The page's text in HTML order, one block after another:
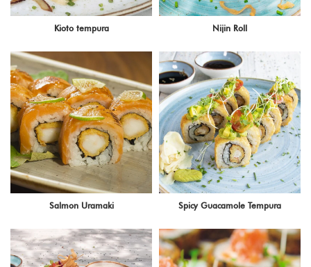
Kioto tempura Nijin Roll
Salmon Uramaki Spicy Guacamole Tempura